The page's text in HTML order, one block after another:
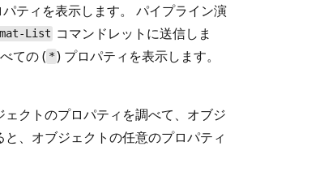
ティを表示します。 パイプライン演
List コマンドレットに送信しま
ての ( * ) プロパティを表示します。
クトのプロパティを調べて、オブジ
、オブジェクトの任意のプロパティ